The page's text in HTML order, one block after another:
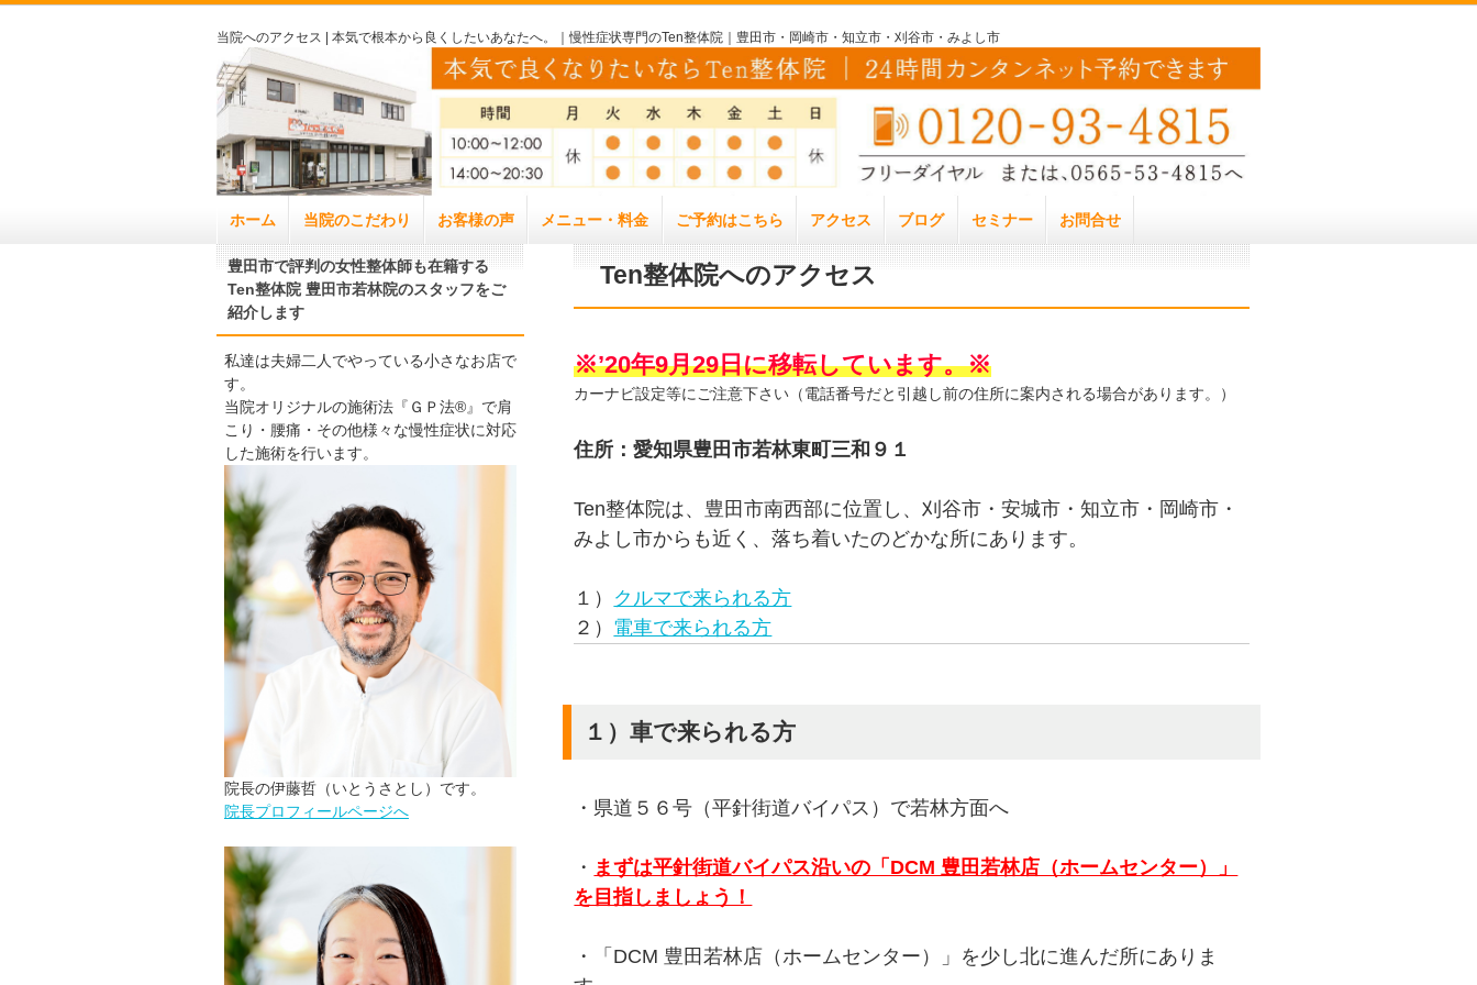
当院へのアクセス | 本気で根本から良くしたいあなたへ。｜慢性症状専門のTen整体院｜豊田市・岡崎市・知立市・刈谷市・みよし市
ホーム 当院のこだわり お客様の声 メニュー・料金 ご予約はこちら アクセス ブログ セミナー お問合せ
Ten整体院へのアクセス
※’20年9月29日に移転しています。※
カーナビ設定等にご注意下さい（電話番号だと引越し前の住所に案内される場合があります。）
住所：愛知県豊田市若林東町三和９１
Ten整体院は、豊田市南西部に位置し、刈谷市・安城市・知立市・岡崎市・
みよし市からも近く、落ち着いたのどかな所にあります。
１） クルマで来られる方
２） 電車で来られる方
１）車で来られる方
・県道５６号（平針街道バイパス）で若林方面へ
・ まずは平針街道バイパス沿いの「DCM 豊田若林店（ホームセンター）」
を目指しましょう！
・「DCM 豊田若林店（ホームセンター）」を少し北に進んだ所にありま
豊田市で評判の女性整体師も在籍する
Ten整体院 豊田市若林院のスタッフをご
紹介します
私達は夫婦二人でやっている小さなお店で
す。
当院オリジナルの施術法『ＧＰ法®』で肩
こり・腰痛・その他様々な慢性症状に対応
した施術を行います。
院長の伊藤哲（いとうさとし）です。
院長プロフィールページへ